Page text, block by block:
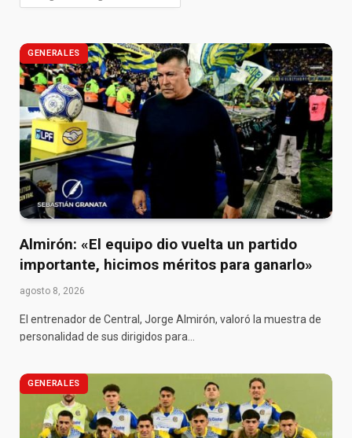
GENERALES
Almirón: «El equipo dio vuelta un partido
importante, hicimos méritos para ganarlo»
agosto 8, 2026
El entrenador de Central, Jorge Almirón, valoró la muestra de
personalidad de sus dirigidos para…
GENERALES